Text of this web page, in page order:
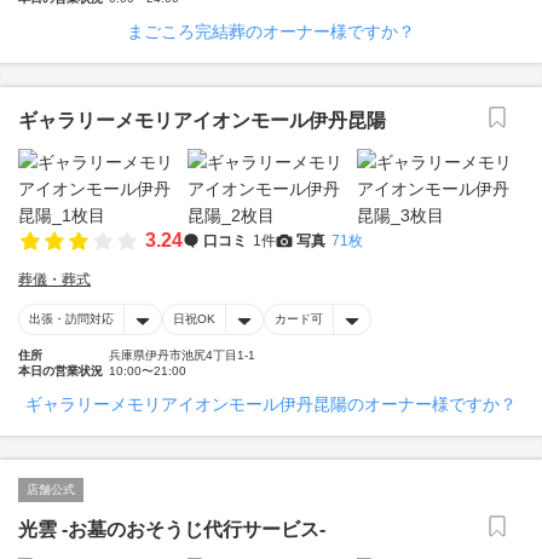
まごころ完結葬のオーナー様ですか？
ギャラリーメモリアイオンモール伊丹昆陽
3.24 口コミ 1件 写真 71枚
葬儀・葬式
出張・訪問対応 日祝OK カード可
住所
兵庫県伊丹市池尻4丁目1-1
本日の営業状況 10:00〜21:00
ギャラリーメモリアイオンモール伊丹昆陽のオーナー様ですか？
店舗公式
光雲 -お墓のおそうじ代行サービス-